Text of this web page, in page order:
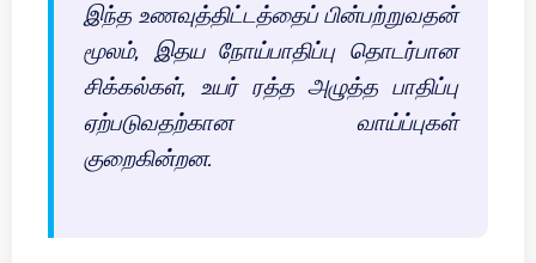
இந்த உணவுத்திட்டத்தைப் பின்பற்றுவதன்
மூலம், இதய நோய்பாதிப்பு தொடர்பான
சிக்கல்கள், உயர் ரத்த அழுத்த பாதிப்பு
ஏற்படுவதற்கான வாய்ப்புகள்
குறைகின்றன.